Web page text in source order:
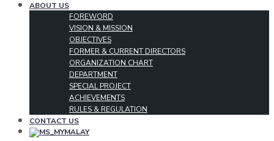
ABOUT US
FOREWORD
VISION & MISSION
OBJECTIVES
FORMER & CURRENT DIRECTORS
ORGANIZATION CHART
DEPARTMENT
SPECIAL PROJECT
ACHIEVEMENTS
RULES & REGULATION
CONTACT US
MALAY